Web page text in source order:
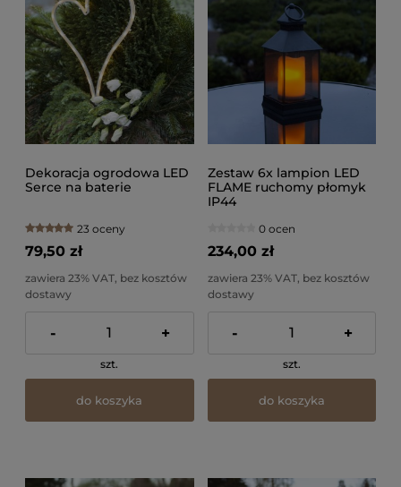
Dekoracja ogrodowa LED
Serce na baterie
23 oceny
79,50 zł
zawiera 23% VAT, bez kosztów
dostawy
- +
szt.
do koszyka
Zestaw 6x lampion LED
FLAME ruchomy płomyk
IP44
0 ocen
234,00 zł
zawiera 23% VAT, bez kosztów
dostawy
- +
szt.
do koszyka